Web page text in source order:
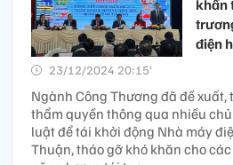
khẩn
điện
23/12/2024 20:15’
Ngành Công Thương đã đề
thẩm quyền thông qua nhiều
luật để tái khởi động Nhà máy
Thuận, tháo gỡ khó khăn cho